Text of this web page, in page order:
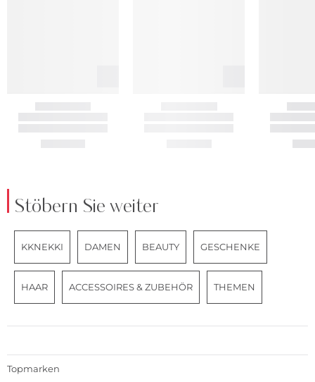
Stöbern Sie weiter
KKNEKKI DAMEN BEAUTY GESCHENKE
HAAR ACCESSOIRES & ZUBEHÖR THEMEN
Topmarken